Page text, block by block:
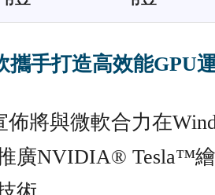
手打造高效能GPU
將與微軟合力在
廣NVIDIA® Tesla™